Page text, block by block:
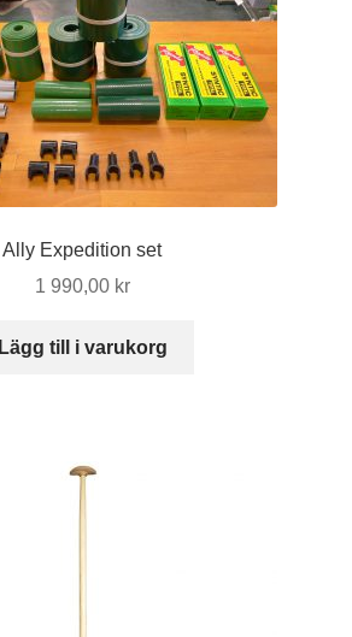
Ally Expedition set
1 990,00 kr
Lägg till i varukorg